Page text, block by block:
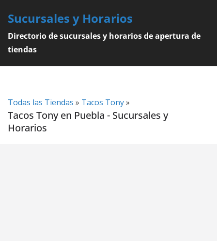
content
Sucursales y Horarios
Directorio de sucursales y horarios de apertura de
tiendas
Todas las Tiendas » Tacos Tony»
Tacos Tony en Puebla - Sucursales y
Horarios